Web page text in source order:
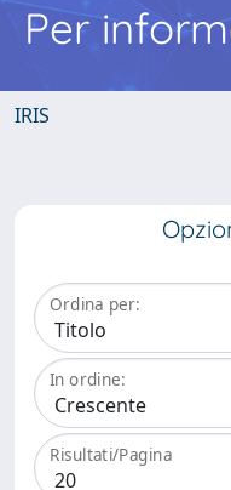
Per
IRIS
Ordina per:
In ordine:
Risultati/Pagina